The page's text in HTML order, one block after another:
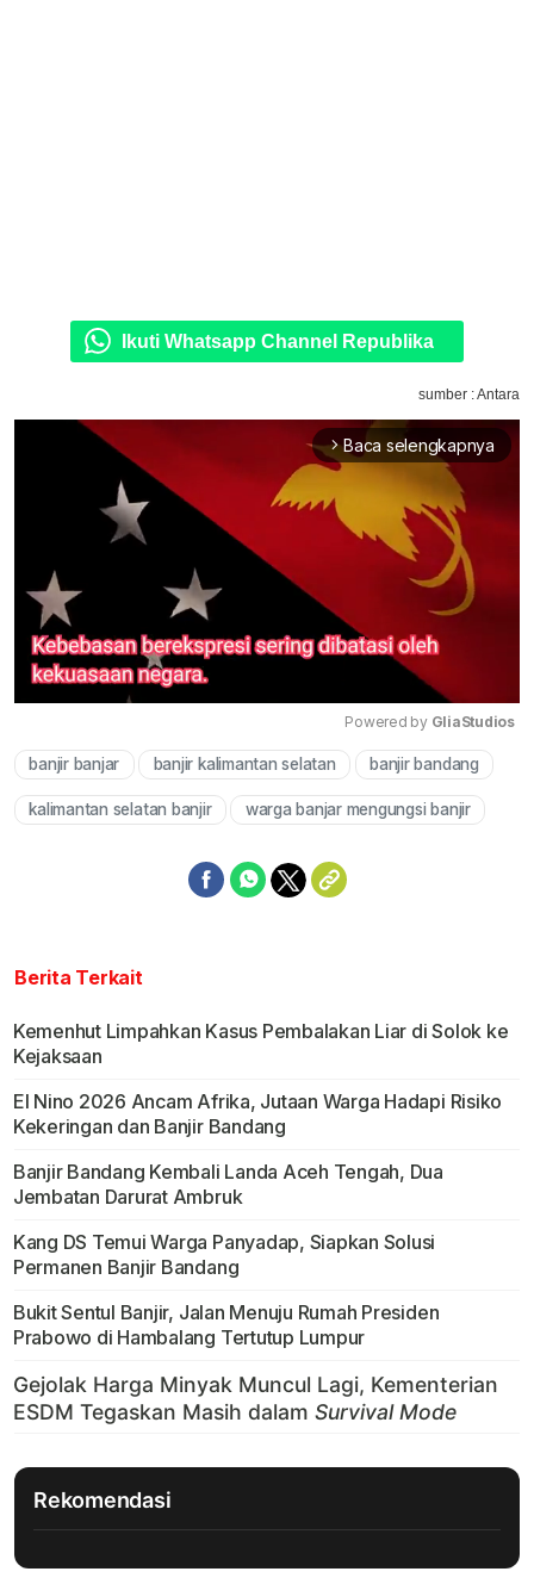
Ikuti Whatsapp Channel Republika
sumber : Antara
arrow_forward_ios Baca selengkapnya
Mute
Powered by GliaStudios
banjir banjar banjir kalimantan selatan banjir bandang
kalimantan selatan banjir warga banjar mengungsi banjir
Berita Terkait
Kemenhut Limpahkan Kasus Pembalakan Liar di Solok ke
Kejaksaan
El Nino 2026 Ancam Afrika, Jutaan Warga Hadapi Risiko
Kekeringan dan Banjir Bandang
Banjir Bandang Kembali Landa Aceh Tengah, Dua
Jembatan Darurat Ambruk
Kang DS Temui Warga Panyadap, Siapkan Solusi
Permanen Banjir Bandang
Bukit Sentul Banjir, Jalan Menuju Rumah Presiden
Prabowo di Hambalang Tertutup Lumpur
Rekomendasi